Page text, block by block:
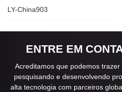
LY-China903
ENTRE EM
Acreditamos que podemos
pesquisando e desenvolvendo
alta tecnologia com parceiros